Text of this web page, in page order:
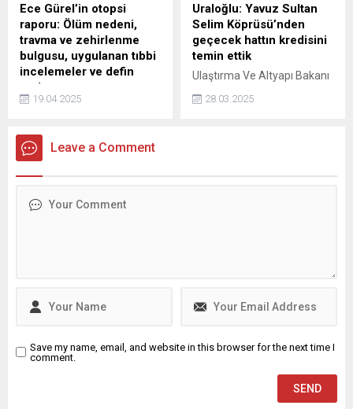
Ece Gürel’in otopsi
raporu: Ölüm nedeni,
travma ve zehirlenme
bulgusu, uygulanan tıbbi
incelemeler ve defin
yeri…
Ece Gürel otopsi raporu
ve adli sürecin seyriyle
birlikte akıllardaki sorular
aranan sorular ve merak
19.04.2025
Uraloğlu: Yavuz Sultan
Selim Köprüsü’nden
geçecek hattın kredisini
temin ettik
Ulaştırma Ve Altyapı Bakanı
Ankara'da basın
28.03.2025
Leave a Comment
Save my name, email, and website in this browser for the next time I
comment.